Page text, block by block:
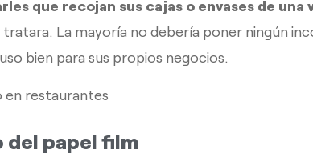
que recojan sus cajas o envases de una
La mayoría no debería poner ningún
bien para sus propios negocios.
del papel film